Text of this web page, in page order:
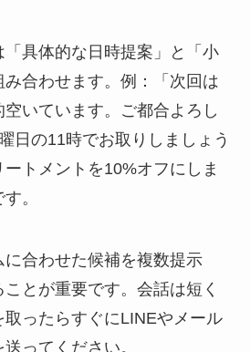
具体的な日時提案」と「小
合わせます。例：「次回は
いています。ご都合よろし
日の11時でお取りしましょう
トメントを10%オフにしま
。
合わせた候補を複数提示
とが重要です。会話は短く
ったらすぐにLINEやメール
ってください。